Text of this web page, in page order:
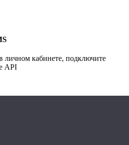
личном кабинете, подключите
API